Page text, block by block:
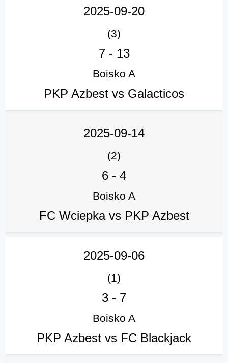
2025-09-20
(3)
7- 13
Boisko A
PKP Azbest vs Galacticos
2025-09-14
(2)
6 - 4
Boisko A
FC Wciepka vs PKP Azbest
2025-09-06
(1)
3 - 7
Boisko A
PKP Azbest vs FC Blackjack